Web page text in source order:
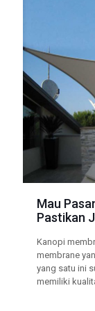
Mau
Pastikan
Kanopi
membrane
yang satu ini
memiliki